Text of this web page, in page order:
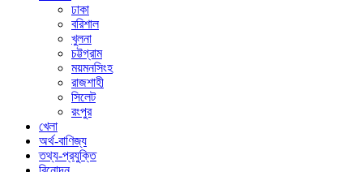
ঢাকা
বরিশাল
খুলনা
চট্টগ্রাম
ময়মনসিংহ
রাজশাহী
সিলেট
রংপুর
খেলা
অর্থ-বাণিজ্য
তথ্য-প্রযুক্তি